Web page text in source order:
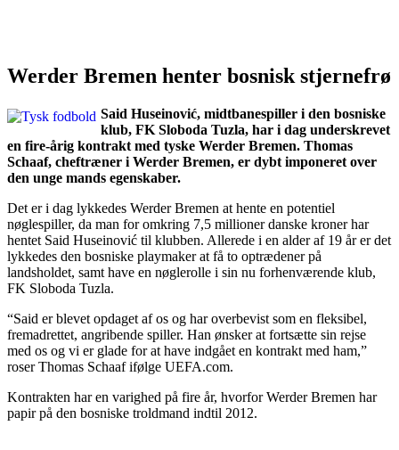
Werder Bremen henter bosnisk stjernefrø
Said Huseinović, midtbanespiller i den bosniske
klub, FK Sloboda Tuzla, har i dag underskrevet
en fire-årig kontrakt med tyske Werder Bremen. Thomas
Schaaf, cheftræner i Werder Bremen, er dybt imponeret over
den unge mands egenskaber.
Det er i dag lykkedes Werder Bremen at hente en potentiel
nøglespiller, da man for omkring 7,5 millioner danske kroner har
hentet Said Huseinović til klubben. Allerede i en alder af 19 år er det
lykkedes den bosniske playmaker at få to optrædener på
landsholdet, samt have en nøglerolle i sin nu forhenværende klub,
FK Sloboda Tuzla.
“Said er blevet opdaget af os og har overbevist som en fleksibel,
fremadrettet, angribende spiller. Han ønsker at fortsætte sin rejse
med os og vi er glade for at have indgået en kontrakt med ham,”
roser Thomas Schaaf ifølge UEFA.com.
Kontrakten har en varighed på fire år, hvorfor Werder Bremen har
papir på den bosniske troldmand indtil 2012.